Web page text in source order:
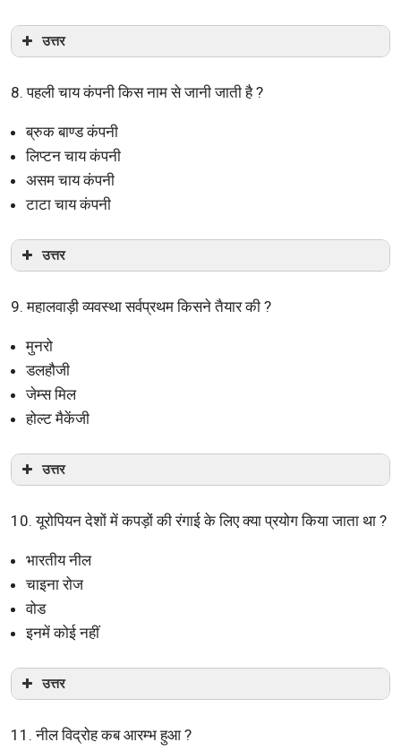
उत्तर
8. पहली चाय कंपनी किस नाम से जानी जाती है ?
ब्रुक बाण्ड कंपनी
लिप्टन चाय कंपनी
असम चाय कंपनी
टाटा चाय कंपनी
उत्तर
9. महालवाड़ी व्यवस्था सर्वप्रथम किसने तैयार की ?
मुनरो
डलहौजी
जेम्स मिल
होल्ट मैकेंजी
उत्तर
10. यूरोपियन देशों में कपड़ों की रंगाई के लिए क्या प्रयोग किया जाता था ?
भारतीय नील
चाइना रोज
वोड
इनमें कोई नहीं
उत्तर
11. नील विद्रोह कब आरम्भ हुआ ?